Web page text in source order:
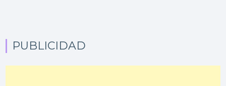
PUBLICIDAD